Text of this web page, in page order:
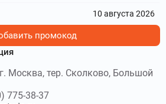
преобразование аудио и
формат, поддерживая
скидку до 10 %
сделать нейросети доступными
10 августа 2026
промокод
Москва, тер. Сколково, Большой
775-38-37